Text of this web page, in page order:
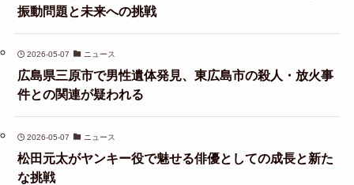
振動問題と未来への挑戦
2026-05-07 ニュース
広島県三原市で男性遺体発見、東広島市の殺人・放火事
件との関連が疑われる
2026-05-07 ニュース
松田元太がヤンキー役で魅せる俳優としての成長と新た
な挑戦